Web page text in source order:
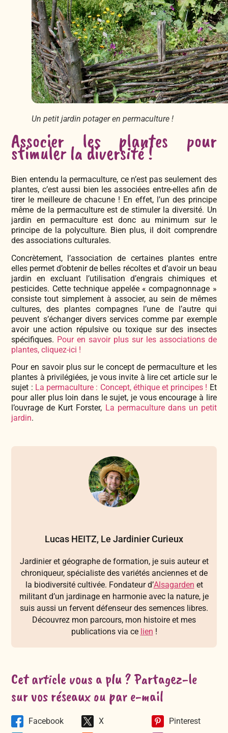
Un petit jardin potager en permaculture !
Associer les plantes pour
stimuler la diversité !
Bien entendu la permaculture, ce n’est pas seulement des
plantes, c’est aussi bien les associées entre-elles afin de
tirer le meilleure de chacune ! En effet, l’un des principe
même de la permaculture est de stimuler la diversité. Un
jardin en permaculture est donc au minimum sur le
principe de la polyculture. Bien plus, il doit comprendre
des associations culturales.
Concrètement, l’association de certaines plantes entre
elles permet d’obtenir de belles récoltes et d’avoir un beau
jardin en excluant l’utilisation d’engrais chimiques et
pesticides. Cette technique appelée « compagnonnage »
consiste tout simplement à associer, au sein de mêmes
cultures, des plantes compagnes l’une de l’autre qui
peuvent s’échanger divers services comme par exemple
avoir une action répulsive ou toxique sur des insectes
spécifiques. Pour en savoir plus sur les associations de
plantes, cliquez-ici !
Pour en savoir plus sur le concept de permaculture et les
plantes à privilégiées, je vous invite à lire cet article sur le
sujet : La permaculture : Concept, éthique et principes ! Et
pour aller plus loin dans le sujet, je vous encourage à lire
l’ouvrage de Kurt Forster, La permaculture dans un petit
jardin.
Lucas HEITZ, Le Jardinier Curieux
Jardinier et géographe de formation, je suis auteur et
chroniqueur, spécialiste des variétés anciennes et de
la biodiversité cultivée. Fondateur d’Alsagarden et
militant d’un jardinage en harmonie avec la nature, je
suis aussi un fervent défenseur des semences libres.
Découvrez mon parcours, mon histoire et mes
publications via ce lien !
Cet article vous a plu ? Partagez-le
sur vos réseaux ou par e-mail
Facebook X Pinterest